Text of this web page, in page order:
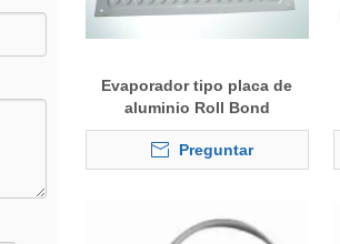
Evaporador tipo placa de
aluminio Roll Bond
Preguntar